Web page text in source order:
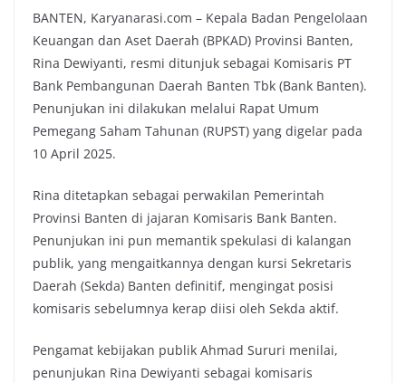
BANTEN, Karyanarasi.com – Kepala Badan Pengelolaan
Keuangan dan Aset Daerah (BPKAD) Provinsi Banten,
Rina Dewiyanti, resmi ditunjuk sebagai Komisaris PT
Bank Pembangunan Daerah Banten Tbk (Bank Banten).
Penunjukan ini dilakukan melalui Rapat Umum
Pemegang Saham Tahunan (RUPST) yang digelar pada
10 April 2025.
Rina ditetapkan sebagai perwakilan Pemerintah
Provinsi Banten di jajaran Komisaris Bank Banten.
Penunjukan ini pun memantik spekulasi di kalangan
publik, yang mengaitkannya dengan kursi Sekretaris
Daerah (Sekda) Banten definitif, mengingat posisi
komisaris sebelumnya kerap diisi oleh Sekda aktif.
Pengamat kebijakan publik Ahmad Sururi menilai,
penunjukan Rina Dewiyanti sebagai komisaris